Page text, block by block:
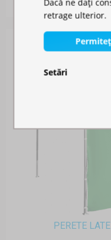
PERETE
Dacă ne dați
retrage ulterior.
Setări